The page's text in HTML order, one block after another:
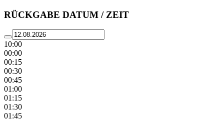
RÜCKGABE DATUM / ZEIT
10:00
00:00
00:15
00:30
00:45
01:00
01:15
01:30
01:45